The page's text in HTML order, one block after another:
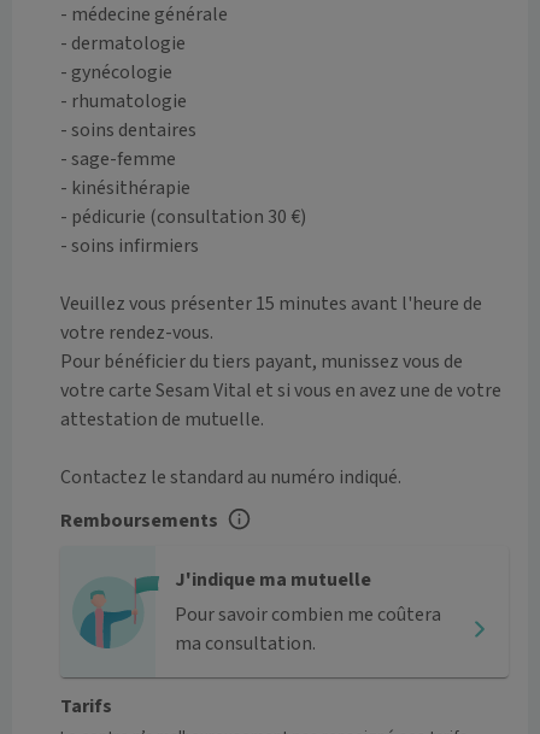
- médecine générale
- dermatologie
- gynécologie
- rhumatologie
- soins dentaires
- sage-femme
- kinésithérapie
- pédicurie (consultation 30 €)
- soins infirmiers
Veuillez vous présenter 15 minutes avant l'heure de
votre rendez-vous.
Pour bénéficier du tiers payant, munissez vous de
votre carte Sesam Vital et si vous en avez une de votre
attestation de mutuelle.
Contactez le standard au numéro indiqué.
Remboursements
J'indique ma mutuelle
Pour savoir combien me coûtera
ma consultation.
Tarifs